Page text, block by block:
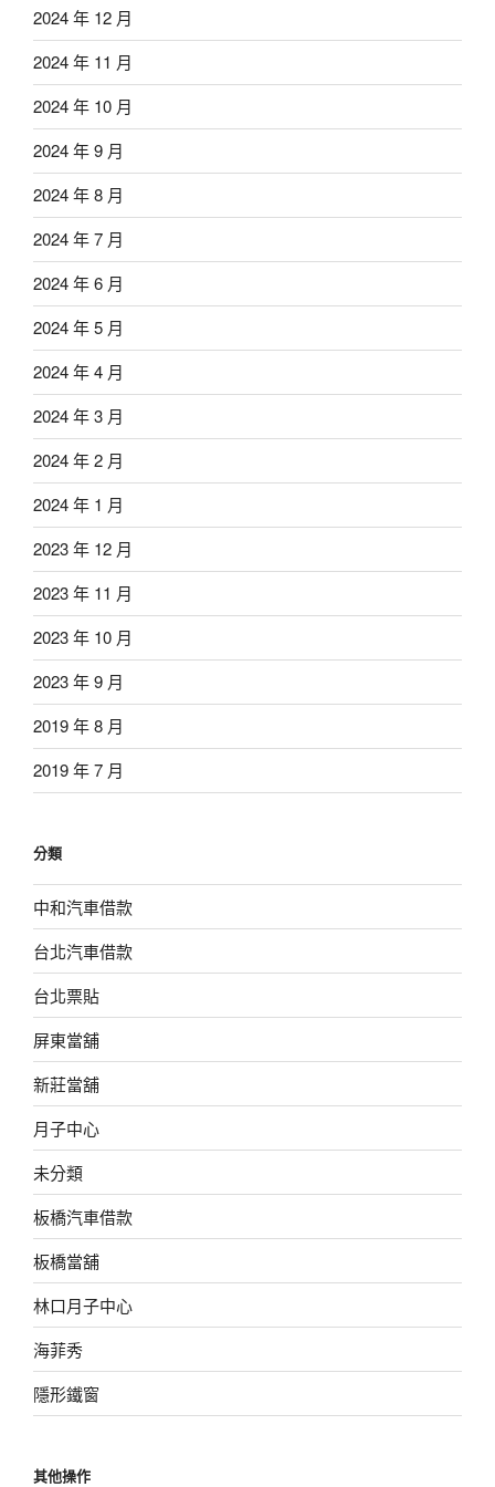
2024 年 12 月
2024 年 11 月
2024 年 10 月
2024 年 9 月
2024 年 8 月
2024 年 7 月
2024 年 6 月
2024 年 5 月
2024 年 4 月
2024 年 3 月
2024 年 2 月
2024 年 1 月
2023 年 12 月
2023 年 11 月
2023 年 10 月
2023 年 9 月
2019 年 8 月
2019 年 7 月
分類
中和汽車借款
台北汽車借款
台北票貼
屏東當舖
新莊當舖
月子中心
未分類
板橋汽車借款
板橋當舖
林口月子中心
海菲秀
隱形鐵窗
其他操作